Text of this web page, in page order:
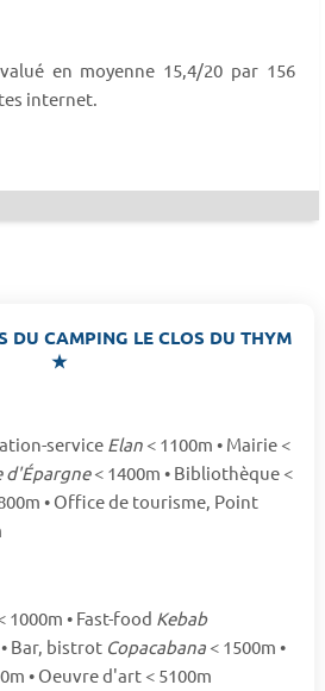
en moyenne 15,4/20 par 156
internet.
DU CAMPING LE CLOS DU THYM
★
service Elan < 1100m • Mairie <
d'Épargne< 1400m • Bibliothèque <
• Office de tourisme, Point
1000m • Fast-food Kebab
Bar, bistrot Copacabana < 1500m •
• Oeuvre d'art < 5100m